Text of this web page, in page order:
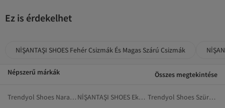
Ez is érdekelhet
NİŞANTAŞI SHOES Fehér Csizmák És Magas Szárú Csizmák
Népszerű márkák Összes megtekintése
Trendyol Shoes Narancs Csizmák És Magas Szárú Csizmák NİŞANTAŞI SHOES Ekrü Magas Sarkú Cipő
Trendyol Shoes Szürke Csizmák És Magas Szárú Csizmák